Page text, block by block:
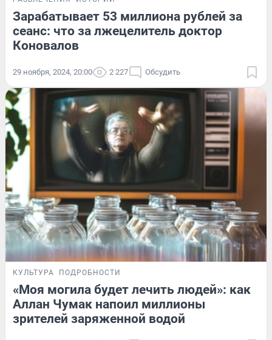
Зарабатывает 53 миллиона рублей за
сеанс: что за лжецелитель доктор
Коновалов
29 ноября, 2024, 20:00 2 227 Обсудить
КУЛЬТУРА ПОДРОБНОСТИ
«Моя могила будет лечить людей»: как
Аллан Чумак напоил миллионы
зрителей заряженной водой